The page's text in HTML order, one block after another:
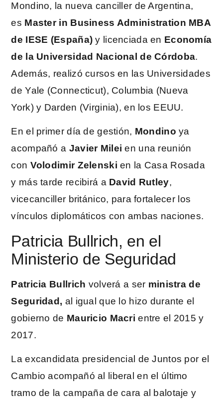
Mondino, la nueva canciller de Argentina,
es Master in Business Administration MBA
de IESE (España)y licenciada en Economía
de la Universidad Nacional de Córdoba.
Además, realizó cursos en las Universidades
de Yale (Connecticut), Columbia (Nueva
York) y Darden (Virginia), en los EEUU.
En el primer día de gestión, Mondino ya
acompañó a Javier Milei en una reunión
con Volodimir Zelenskien la Casa Rosada
y más tarde recibirá a David Rutley,
vicecanciller británico, para fortalecer los
vínculos diplomáticos con ambas naciones.
Patricia Bullrich, en el
Ministerio de Seguridad
Patricia Bullrich volverá a ser ministra de
Seguridad, al igual que lo hizo durante el
gobierno de Mauricio Macrientre el 2015 y
2017.
La excandidata presidencial de Juntos por el
Cambio acompañó al liberal en el último
tramo de la campaña de cara al balotaje y